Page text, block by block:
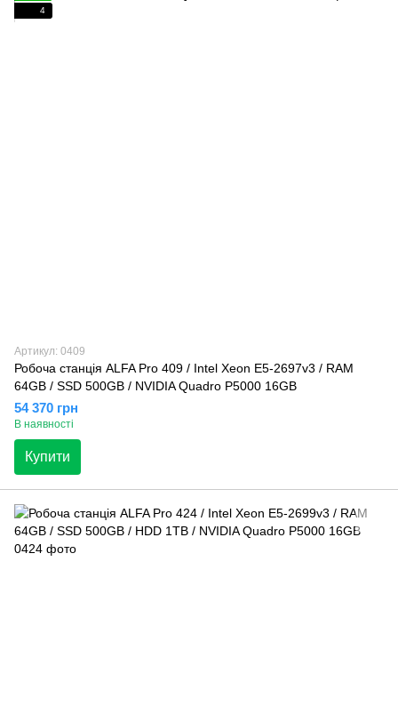
4
Артикул: 0409
Робоча станція ALFA Pro 409 / Intel Xeon E5-2697v3 / RAM
64GB / SSD 500GB / NVIDIA Quadro P5000 16GB
54 370 грн
В наявності
Купити